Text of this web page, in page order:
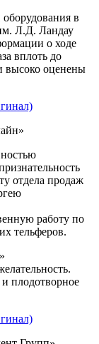
в
Л.Д. Ландау
о ходе
вплоть до
высоко оценены
отдела продаж
работу по
тельферов.
плодотворное